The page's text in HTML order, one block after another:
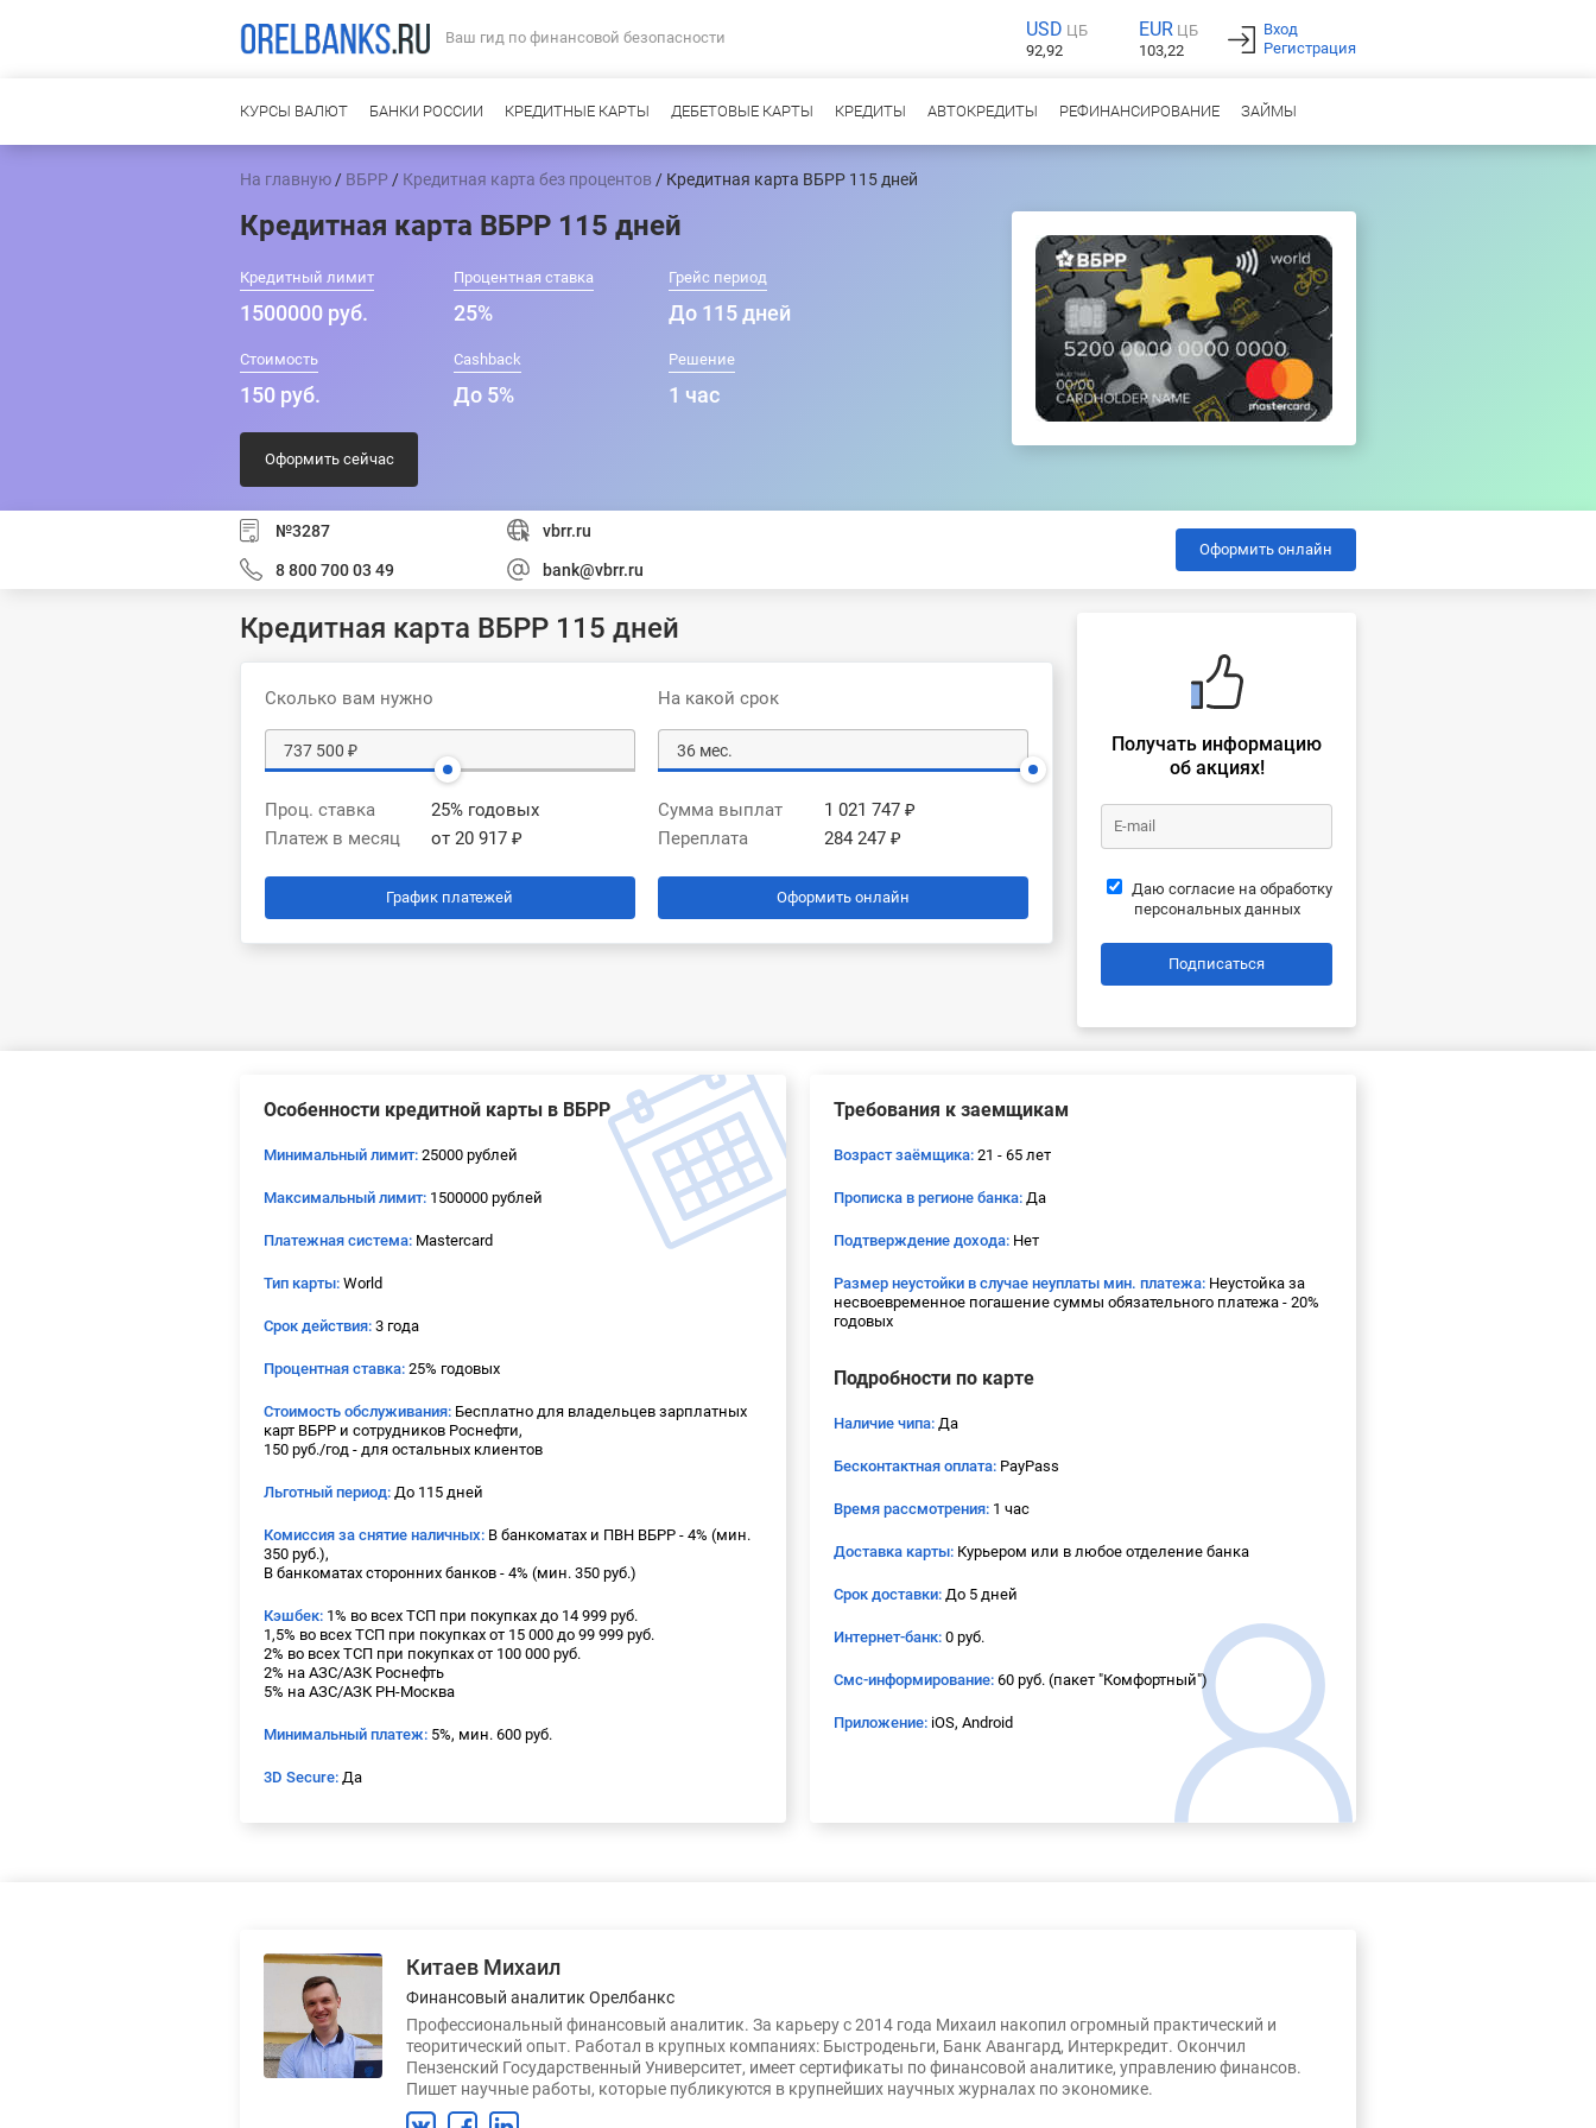
Ваш гид по финансовой безопасности USD ЦБ
92,92
EUR ЦБ
103,22
Вход
Регистрация
КУРСЫ ВАЛЮТ БАНКИ РОССИИ КРЕДИТНЫЕ КАРТЫ ДЕБЕТОВЫЕ КАРТЫ КРЕДИТЫ АВТОКРЕДИТЫ РЕФИНАНСИРОВАНИЕ ЗАЙМЫ
На главную / ВБРР / Кредитная карта без процентов / Кредитная карта ВБРР 115 дней
Кредитная карта ВБРР 115 дней
Кредитный лимит
1500000 руб.
Процентная ставка
25%
Грейс период
До 115 дней
Стоимость
150 руб.
Cashback
До 5%
Решение
1 час
Оформить сейчас
№3287 vbrr.ru
8 800 700 03 49 bank@vbrr.ru
Оформить онлайн
Кредитная карта ВБРР 115 дней
Сколько вам нужно На какой срок
Проц. ставка
25% годовых
Платеж в месяц
от 20 917 ₽
Сумма выплат
1 021 747 ₽
Переплата
284 247 ₽
График платежей Оформить онлайн
Получать информацию
об акциях!
Даю согласие на обработку
персональных данных
Подписаться
Особенности кредитной карты в ВБРР
Минимальный лимит: 25000 рублей
Максимальный лимит: 1500000 рублей
Платежная система: Mastercard
Тип карты: World
Срок действия: 3 года
Процентная ставка: 25% годовых
Стоимость обслуживания: Бесплатно для владельцев зарплатных
карт ВБРР и сотрудников Роснефти,
150 руб./год - для остальных клиентов
Льготный период: До 115 дней
Комиссия за снятие наличных: В банкоматах и ПВН ВБРР - 4% (мин.
350 руб.),
В банкоматах сторонних банков - 4% (мин. 350 руб.)
Кэшбек: 1% во всех ТСП при покупках до 14 999 руб.
1,5% во всех ТСП при покупках от 15 000 до 99 999 руб.
2% во всех ТСП при покупках от 100 000 руб.
2% на АЗС/АЗК Роснефть
5% на АЗС/АЗК РН-Москва
Минимальный платеж: 5%, мин. 600 руб.
3D Secure: Да
Требования к заемщикам
Возраст заёмщика: 21 - 65 лет
Прописка в регионе банка: Да
Подтверждение дохода: Нет
Размер неустойки в случае неуплаты мин. платежа: Неустойка за
несвоевременное погашение суммы обязательного платежа - 20%
годовых
Подробности по карте
Наличие чипа: Да
Бесконтактная оплата: PayPass
Время рассмотрения: 1 час
Доставка карты: Курьером или в любое отделение банка
Срок доставки: До 5 дней
Интернет-банк: 0 руб.
Смс-информирование: 60 руб. (пакет "Комфортный")
Приложение: iOS, Android
Китаев Михаил
Финансовый аналитик Орелбанкс
Профессиональный финансовый аналитик. За карьеру с 2014 года Михаил накопил огромный практический и
теоритический опыт. Работал в крупных компаниях: Быстроденьги, Банк Авангард, Интеркредит. Окончил
Пензенский Государственный Университет, имеет сертификаты по финансовой аналитике, управлению финансов.
Пишет научные работы, которые публикуются в крупнейших научных журналах по экономике.